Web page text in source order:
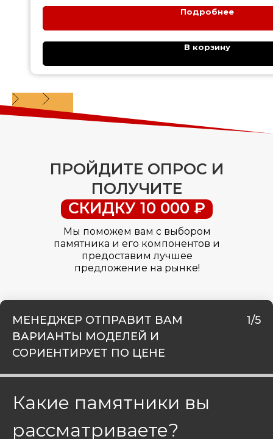
Подробнее
В корзину
ПРОЙДИТЕ ОПРОС И
ПОЛУЧИТЕ
СКИДКУ 10 000 ₽
Мы поможем вам с выбором
памятника и его компонентов и
предоставим лучшее
предложение на рынке!
МЕНЕДЖЕР ОТПРАВИТ ВАМ
ВАРИАНТЫ МОДЕЛЕЙ И
СОРИЕНТИРУЕТ ПО ЦЕНЕ
1/5
Какие памятники вы
рассматриваете?